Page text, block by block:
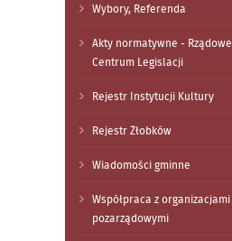
Wybory, Referenda
Akty normatywne - Rządowe
Centrum Legislacji
Rejestr Instytucji Kultury
Rejestr Żłobków
Wiadomości gminne
Współpraca z organizacjami
pozarządowymi